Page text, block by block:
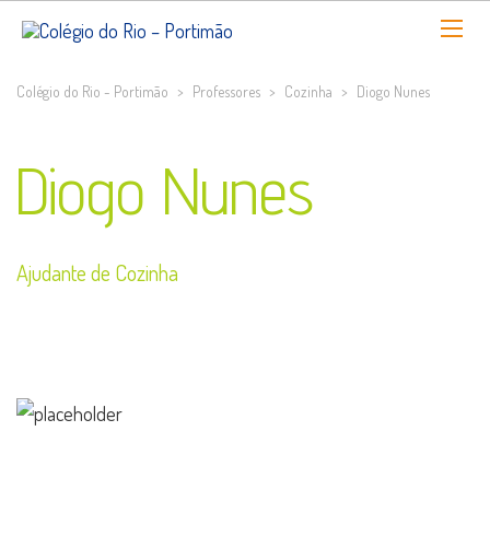
Colégio do Rio - Portimão > Professores > Cozinha > Diogo Nunes
Diogo Nunes
Ajudante de Cozinha